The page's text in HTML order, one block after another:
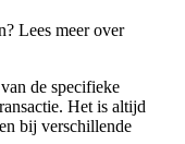
Lees meer over
de specifieke
Het is altijd
bij verschillende